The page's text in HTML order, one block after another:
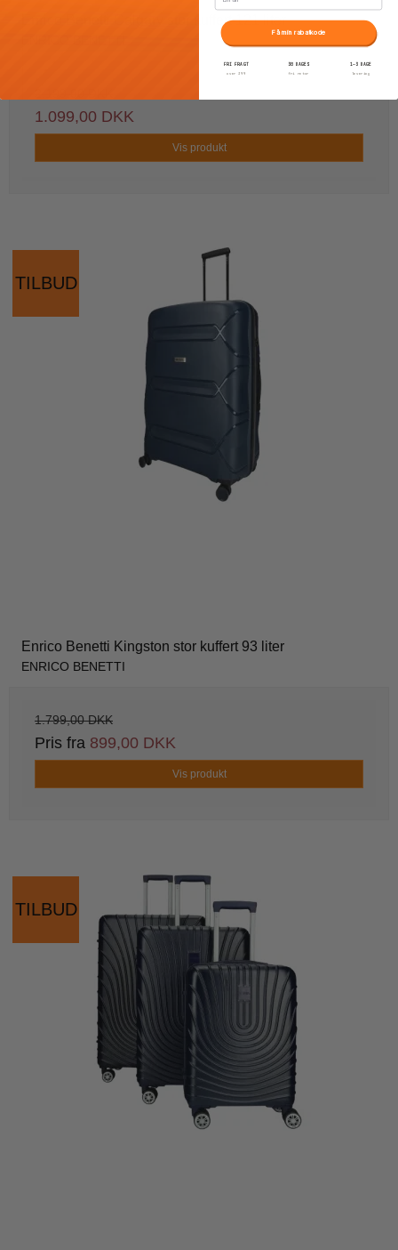
Enrico Benetti Calgary stor kuffert 121 liter
1.099,00 DKK
Vis produkt
TILBUD
Enrico Benetti Kingston stor kuffert 93 liter
ENRICO BENETTI
1.799,00 DKK
Pris fra 899,00 DKK
Vis produkt
TILBUD
Få min rabatkode
FRI FRAGT
over 399
30 DAGES
fri retur
1–3 DAGE
levering